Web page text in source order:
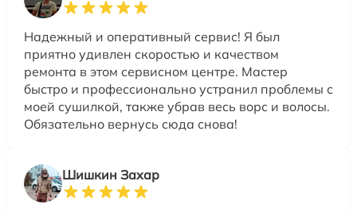
Надежный и оперативный сервис! Я был
приятно удивлен скоростью и качеством
ремонта в этом сервисном центре. Мастер
быстро и профессионально устранил проблемы с
моей сушилкой, также убрав весь ворс и волосы.
Обязательно вернусь сюда снова!
Шишкин Захар